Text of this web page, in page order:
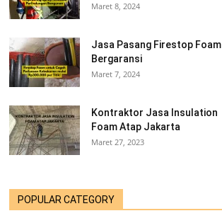
Maret 8, 2024
Jasa Pasang Firestop Foam
Bergaransi
Maret 7, 2024
Kontraktor Jasa Insulation
Foam Atap Jakarta
Maret 27, 2023
POPULAR CATEGORY